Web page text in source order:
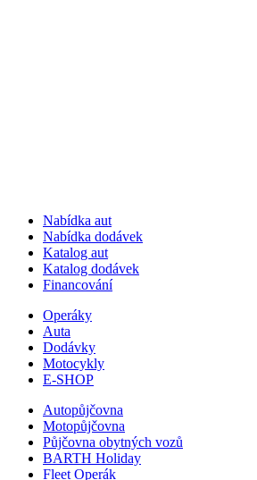
Nabídka aut
Nabídka dodávek
Katalog aut
Katalog dodávek
Financování
Operáky
Auta
Dodávky
Motocykly
E-SHOP
Autopůjčovna
Motopůjčovna
Půjčovna obytných vozů
BARTH Holiday
Fleet Operák